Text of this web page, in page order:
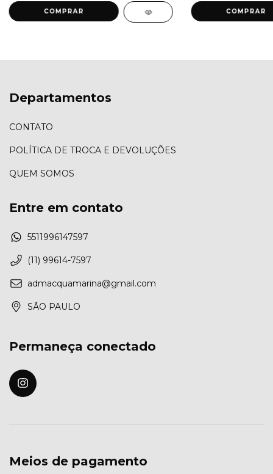
COMPRAR COMPRAR
Departamentos
CONTATO
POLÍTICA DE TROCA E DEVOLUÇÕES
QUEM SOMOS
Entre em contato
5511996147597
(11) 99614-7597
admacquamarina@gmail.com
SÃO PAULO
Permaneça conectado
Meios de pagamento